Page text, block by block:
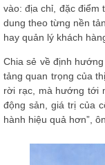
vào: địa chỉ, đặc điểm
dung theo từng nền
hay quản lý khách
Chia sẻ về định
tảng quan trọng của
rời rạc, mà hướng tới
động sản, giá trị của
hành hiệu quả hơn”,